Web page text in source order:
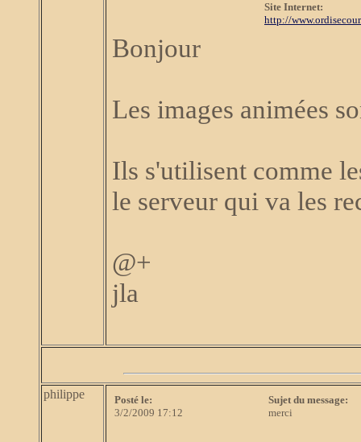
Site Internet:
http://
Bonjour
Les images animées
Ils s'utilisent comme
le serveur qui va les
@+
jla
philippe
Posté le:
3/2/2009 17:12
Sujet du message:
merci